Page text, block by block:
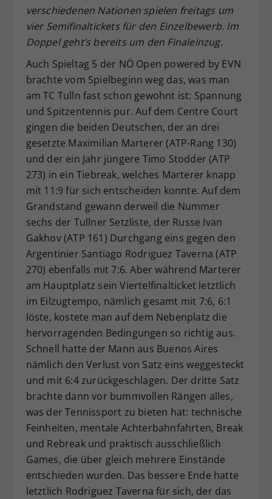
verschiedenen Nationen spielen freitags um
vier Semifinaltickets für den Einzelbewerb. Im
Doppel geht’s bereits um den Finaleinzug.
Auch Spieltag 5 der NÖ Open powered by EVN
brachte vom Spielbeginn weg das, was man
am TC Tulln fast schon gewohnt ist: Spannung
und Spitzentennis pur. Auf dem Centre Court
gingen die beiden Deutschen, der an drei
gesetzte Maximilian Marterer (ATP-Rang 130)
und der ein Jahr jüngere Timo Stodder (ATP
273) in ein Tiebreak, welches Marterer knapp
mit 11:9 für sich entscheiden konnte. Auf dem
Grandstand gewann derweil die Nummer
sechs der Tullner Setzliste, der Russe Ivan
Gakhov (ATP 161) Durchgang eins gegen den
Argentinier Santiago Rodriguez Taverna (ATP
270) ebenfalls mit 7:6. Aber während Marterer
am Hauptplatz sein Viertelfinalticket letztlich
im Eilzugtempo, nämlich gesamt mit 7:6, 6:1
löste, kostete man auf dem Nebenplatz die
hervorragenden Bedingungen so richtig aus.
Schnell hatte der Mann aus Buenos Aires
nämlich den Verlust von Satz eins weggesteckt
und mit 6:4 zurückgeschlagen. Der dritte Satz
brachte dann vor bummvollen Rängen alles,
was der Tennissport zu bieten hat: technische
Feinheiten, mentale Achterbahnfahrten, Break
und Rebreak und praktisch ausschließlich
Games, die über gleich mehrere Einstände
entschieden wurden. Das bessere Ende hatte
letztlich Rodriguez Taverna für sich, der das
Dieser Wert speichert Ihre Consent-
Einstellungen. Unter anderem eine
zufällig generierte ID, für die
vorgenommen Einstellungen, falls der
Webseiten-Betreiber dies eingestellt
hat.